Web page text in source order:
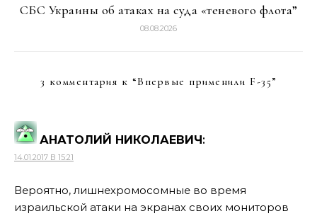
СБС Украины об атаках на суда «теневого флота”
08.08.2026
3 комментария к “Впервые применили F-35”
АНАТОЛИЙ НИКОЛАЕВИЧ:
14.01.2017 В 15:21
Вероятно, лишнехромосомные во время
израильской атаки на экранах своих мониторов